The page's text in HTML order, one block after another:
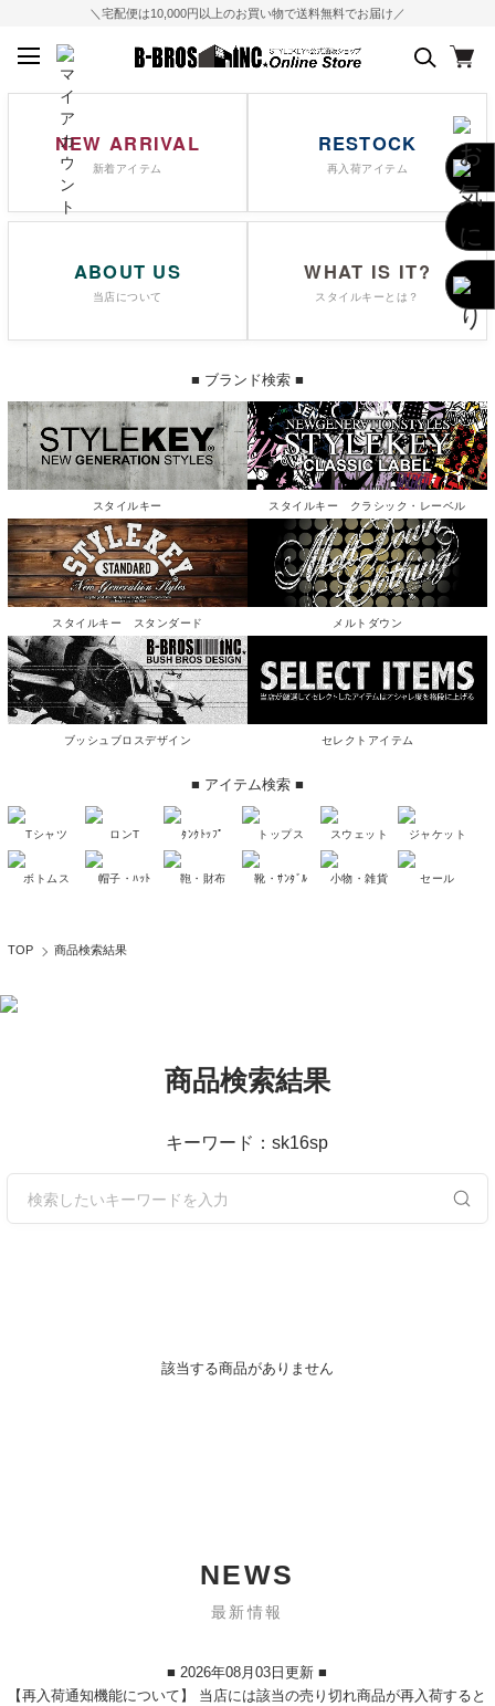
＼宅配便は10,000円以上のお買い物で送料無料でお届け／
NEW ARRIVAL
新着アイテム
RESTOCK
再入荷アイテム
ABOUT US
当店について
WHAT IS IT?
スタイルキーとは？
■ ブランド検索 ■
スタイルキー スタイルキー クラシック・レーベル
スタイルキー スタンダード メルトダウン
ブッシュブロスデザイン セレクトアイテム
■ アイテム検索 ■
Tシャツ ロンT ﾀﾝｸﾄｯﾌﾟ トップス スウェット ジャケット
ボトムス 帽子・ﾊｯﾄ 鞄・財布 靴・ｻﾝﾀﾞﾙ 小物・雑貨 セール
TOP 商品検索結果
商品検索結果
キーワード：sk16sp
該当する商品がありません
NEWS
最新情報
■ 2026年08月03日更新 ■
【再入荷通知機能について】 当店には該当の売り切れ商品が再入荷すると